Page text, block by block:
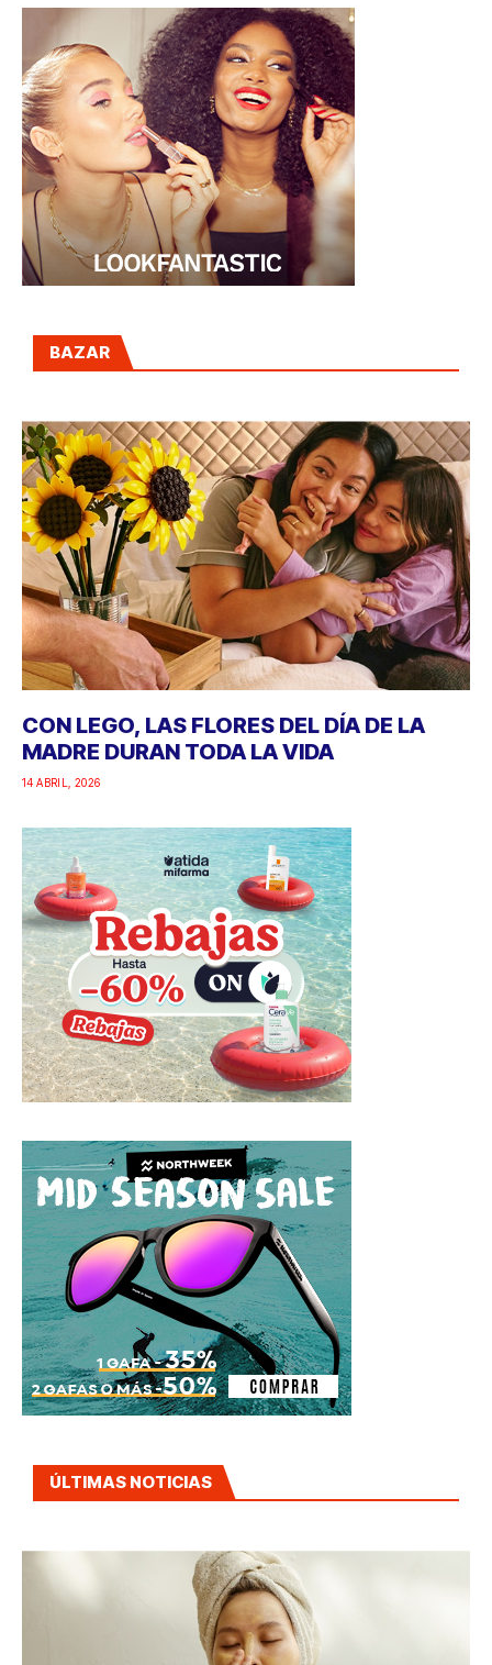
BAZAR
CON LEGO, LAS FLORES DEL DÍA DE LA
MADRE DURAN TODA LA VIDA
14 ABRIL, 2026
ÚLTIMAS NOTICIAS